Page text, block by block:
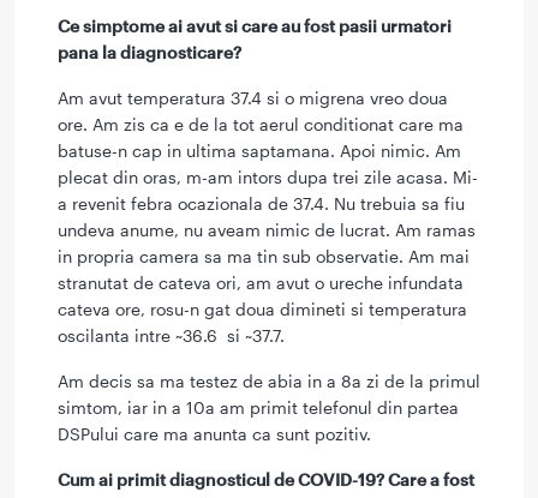
Ce simptome ai avut si care au fost pasii urmatori
pana la diagnosticare?
Am avut temperatura 37.4 si o migrena vreo doua
ore. Am zis ca e de la tot aerul conditionat care ma
batuse-n cap in ultima saptamana. Apoi nimic. Am
plecat din oras, m-am intors dupa trei zile acasa. Mi-
a revenit febra ocazionala de 37.4. Nu trebuia sa fiu
undeva anume, nu aveam nimic de lucrat. Am ramas
in propria camera sa ma tin sub observatie. Am mai
stranutat de cateva ori, am avut o ureche infundata
cateva ore, rosu-n gat doua dimineti si temperatura
oscilanta intre ~36.6 si ~37.7.
Am decis sa ma testez de abia in a 8a zi de la primul
simtom, iar in a 10a am primit telefonul din partea
DSPului care ma anunta ca sunt pozitiv.
Cum ai primit diagnosticul de COVID-19? Care a fost